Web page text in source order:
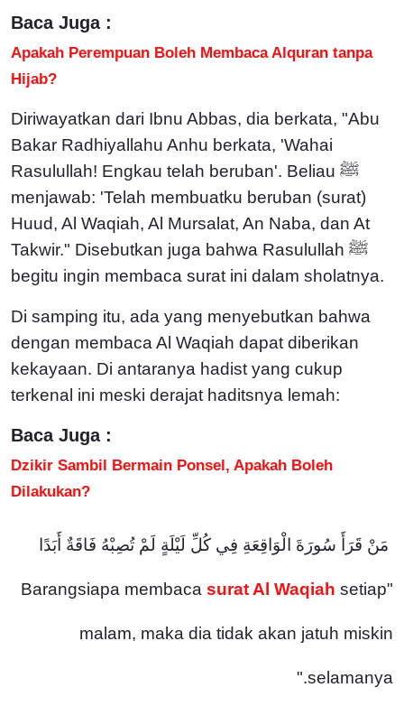
Baca Juga :
Apakah Perempuan Boleh Membaca Alquran tanpa
Hijab?
Diriwayatkan dari Ibnu Abbas, dia berkata, "Abu
Bakar Radhiyallahu Anhu berkata, 'Wahai
Rasulullah! Engkau telah beruban'. Beliau ﷺ
menjawab: 'Telah membuatku beruban (surat)
Huud, Al Waqiah, Al Mursalat, An Naba, dan At
Takwir." Disebutkan juga bahwa Rasulullah ﷺ
begitu ingin membaca surat ini dalam sholatnya.
Di samping itu, ada yang menyebutkan bahwa
dengan membaca Al Waqiah dapat diberikan
kekayaan. Di antaranya hadist yang cukup
terkenal ini meski derajat haditsnya lemah:
Baca Juga :
Dzikir Sambil Bermain Ponsel, Apakah Boleh
Dilakukan?
مَنْ قَرَأَ سُورَةَ الْوَاقِعَةِ فِي كُلِّ لَيْلَةٍ لَمْ تُصِبْهُ فَاقَةٌ أَبَدًا
"Barangsiapa membaca
surat Al Waqiah setiap
malam, maka dia tidak akan jatuh miskin
selamanya."